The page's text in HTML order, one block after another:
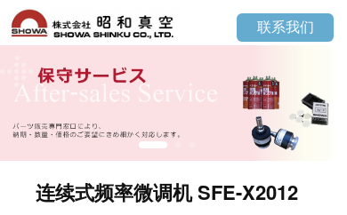
联系我们
连续式频率微调机 SFE-X2012